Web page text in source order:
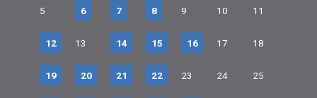
5 6 7 8 9 10 11
12 13 14 15 16 17 18
19 20 21 22 23 24 25